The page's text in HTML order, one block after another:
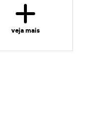
veja mais